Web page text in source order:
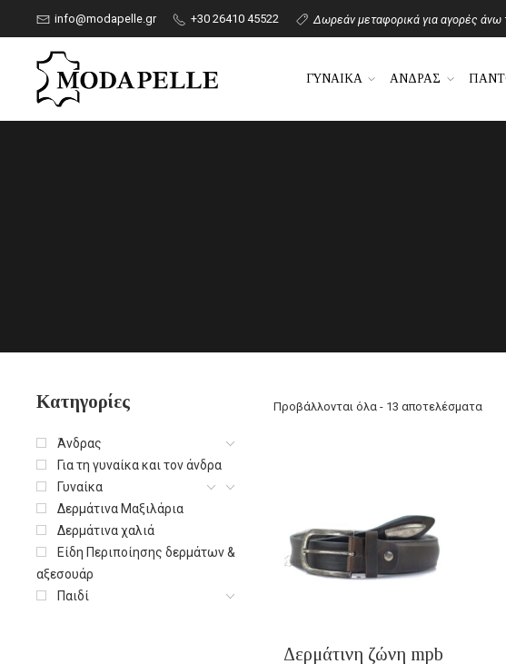
info@modapelle.gr +30 26410 45522 Δωρεάν μεταφορικά για αγορές άνω
ΓΥΝΑΙΚΑ ΑΝΔΡΑΣ
Κατηγορίες
Άνδρας
Για τη γυναίκα και τον άνδρα
Γυναίκα
Δερμάτινα Μαξιλάρια
Δερμάτινα χαλιά
Είδη Περιποίησης δερμάτων &
αξεσουάρ
Παιδί
Προβάλλονται όλα - 13 αποτελέσματα
Δερμάτινη ζώνη mpb